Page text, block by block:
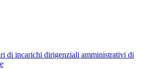
di incarichi dirigenziali amministrativi di